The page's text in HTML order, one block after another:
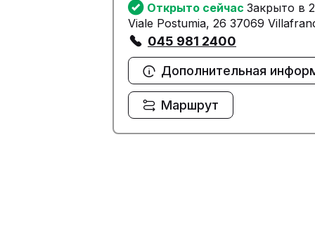
Открыто сейчас Закрыто в
Viale Postumia, 26 37069
045 981 2400
Дополнительная
Маршрут